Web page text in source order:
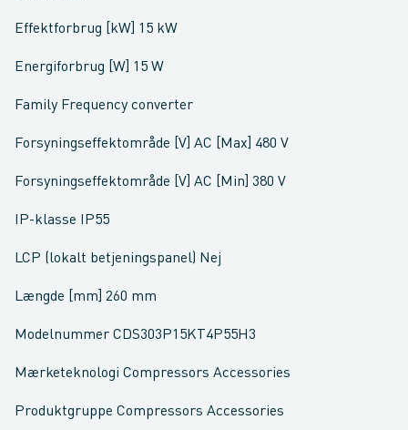
Effektforbrug [kW] 15 kW
Energiforbrug [W] 15 W
Family Frequency converter
Forsyningseffektområde [V] AC [Max] 480 V
Forsyningseffektområde [V] AC [Min] 380 V
IP-klasse IP55
LCP (lokalt betjeningspanel) Nej
Længde [mm] 260 mm
Modelnummer CDS303P15KT4P55H3
Mærketeknologi Compressors Accessories
Produktgruppe Compressors Accessories